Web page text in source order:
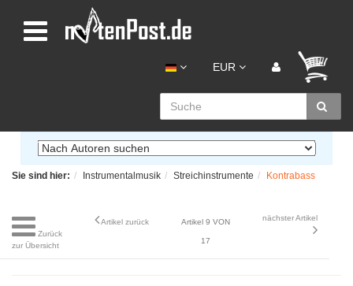
EUR
Sie sind hier: Instrumentalmusik Streichinstrumente Kontrabass
Zurück
zur Übersicht
Artikel zurück Artikel 9 VON
17
nächster Artikel